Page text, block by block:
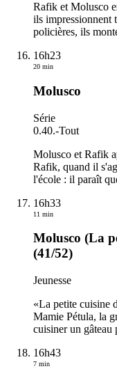
Rafik et Molusco
ils impressionnent
policières, ils
16h23
20 min
Molusco
Série
0.40.-Tout
Molusco et Rafik
Rafik, quand il
l'école : il paraît
16h33
11 min
Molusco (La
(41/52)
Jeunesse
«La petite cuisine
Mamie Pétula, la
cuisiner un
16h43
7 min